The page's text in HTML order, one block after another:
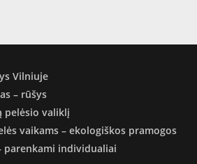
Vilniuje
– rūšys
pelėsio valiklį
vaikams – ekologiškos pramogos
parenkami individualiai